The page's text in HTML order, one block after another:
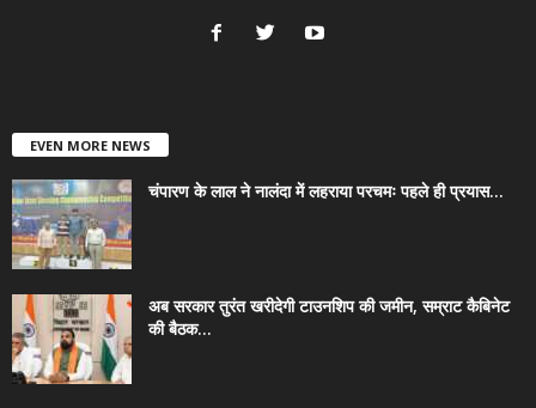
EVEN MORE NEWS
चंपारण के लाल ने नालंदा में लहराया परचमः पहले ही प्रयास...
अब सरकार तुरंत खरीदेगी टाउनशिप की जमीन, सम्राट कैबिनेट
की बैठक...